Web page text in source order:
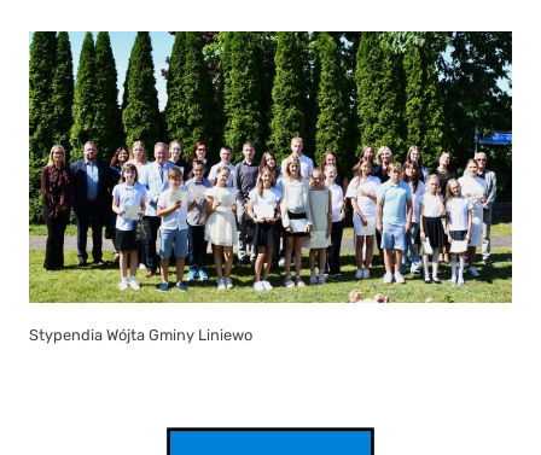
Stypendia Wójta Gminy Liniewo